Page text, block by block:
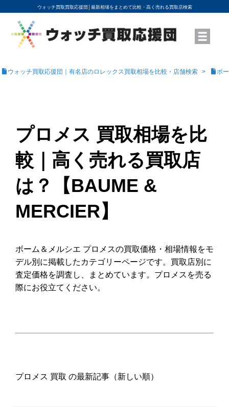
ウォッチ買取買取応援団│ 最新相場をまとめて比較・高く売れる買取店検索
YouTubeで動画を公開中
ROLEXモデル名から買取相場を調べる
高級時計ブランド名から買取相場を調べる
地域から買取店を探す
店舗名から買取店を探す
ブランド時計を高く売る方法
買取査定を依頼する
ウォッチ買取応援団｜有名店のロレックス買取相場を比較・店舗検索 ボ
プロメス 買取相場を比
較｜高く売れる買取店
は？【BAUME &
MERCIER】
ボーム＆メルシエ プロメスの買取価格・相場情報をモ
デル別に掲載したカテゴリーページです。買取店別に
査定価格を調査し、まとめています。プロメスを売る
際にお役立てください。
プロメス 買取 の最新記事（新しい順）